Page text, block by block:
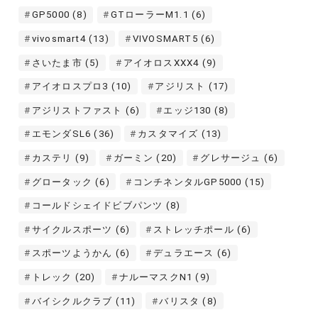
GP5000 (8) GTローラーM1.1 (6)
vivosmart4(13) VIVOSMART5 (6)
さいたま市 (5) アイオロスXXX4 (9)
アイオロスプロ3 (10) アジリスト (17)
アジリストファスト (6) エッジ130 (8)
エモンダSL6 (36) カスタマイズ (13)
カステリ (9) ガーミン (20) グレサージュ (6)
グロータック (6) コンチネンタルGP5000 (15)
コールドシェイドビブパンツ (8)
サイクルスポーツ (6) ストレッチポール (6)
スポーツようかん (6) デュラエース (6)
トレック (20) ナルーマスクN1 (9)
バイシクルクラブ (11) バリスタ (8)